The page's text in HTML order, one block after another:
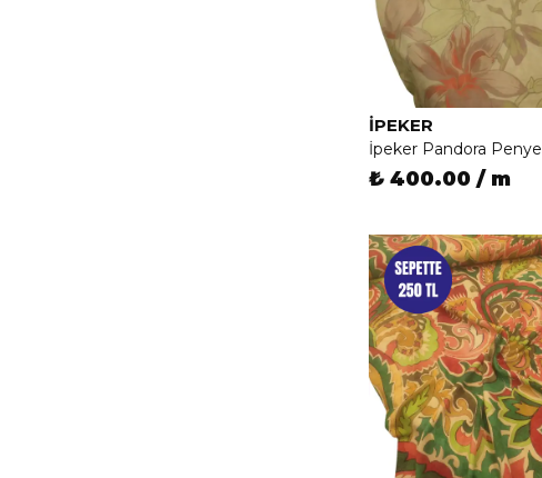
İPEKER
İpeker Pandora Penye
₺ 400.00 / m